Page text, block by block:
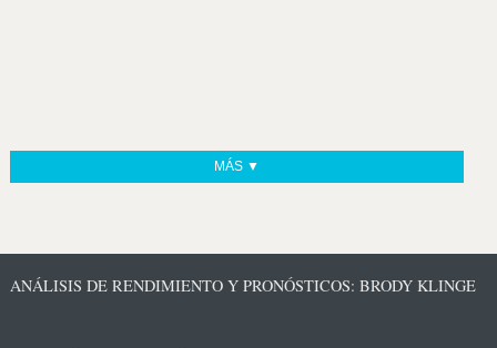
MÁS ▼
ANÁLISIS DE RENDIMIENTO Y PRONÓSTICOS: BRODY KLINGE